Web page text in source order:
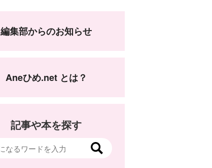
編集部からのお知らせ
Aneひめ.net とは？
記事や本を探す